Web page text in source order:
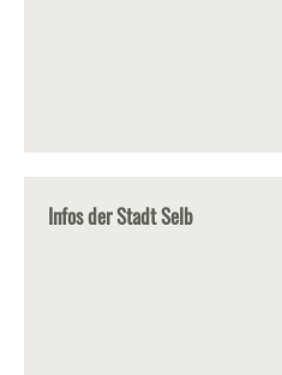
Infos der Stadt Selb